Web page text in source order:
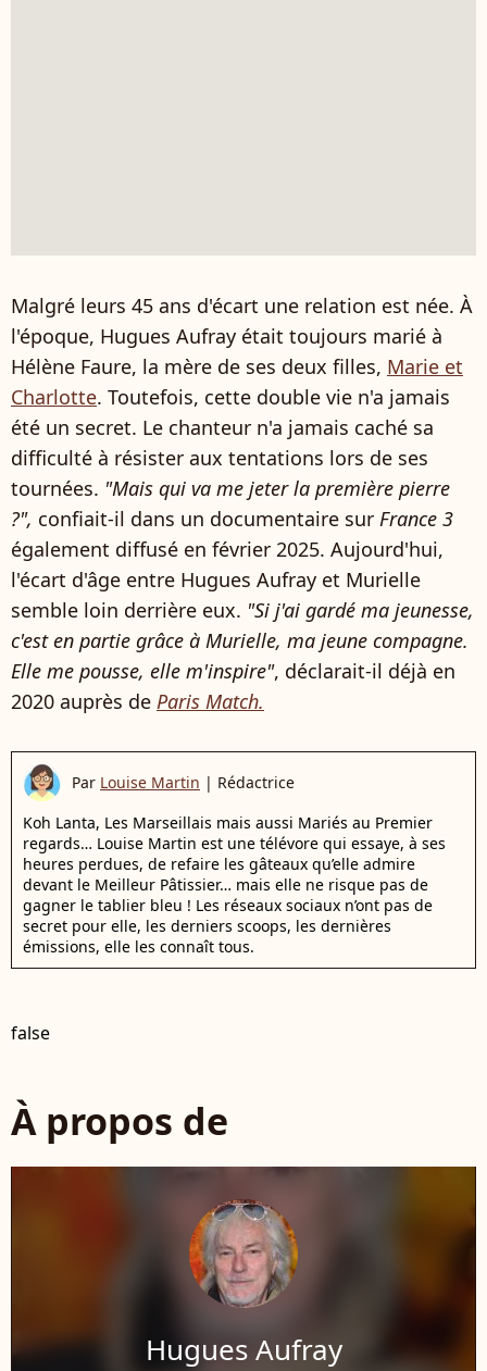
Malgré leurs 45 ans d'écart une relation est née. À
l'époque, Hugues Aufray était toujours marié à
Hélène Faure, la mère de ses deux filles, Marie et
Charlotte. Toutefois, cette double vie n'a jamais
été un secret. Le chanteur n'a jamais caché sa
difficulté à résister aux tentations lors de ses
tournées. "Mais qui va me jeter la première pierre
?", confiait-il dans un documentaire sur France 3
également diffusé en février 2025. Aujourd'hui,
l'écart d'âge entre Hugues Aufray et Murielle
semble loin derrière eux. "Si j'ai gardé ma jeunesse,
c'est en partie grâce à Murielle, ma jeune compagne.
Elle me pousse, elle m'inspire", déclarait-il déjà en
2020 auprès de Paris Match.
Par Louise Martin | Rédactrice
Koh Lanta, Les Marseillais mais aussi Mariés au Premier
regards… Louise Martin est une télévore qui essaye, à ses
heures perdues, de refaire les gâteaux qu’elle admire
devant le Meilleur Pâtissier… mais elle ne risque pas de
gagner le tablier bleu ! Les réseaux sociaux n’ont pas de
secret pour elle, les derniers scoops, les dernières
émissions, elle les connaît tous.
false
À propos de
Hugues Aufray